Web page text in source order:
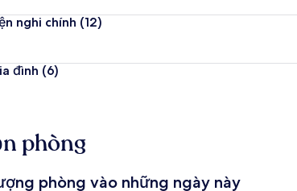
nghi chính (12)
đình (6)
phòng
phòng vào những ngày này